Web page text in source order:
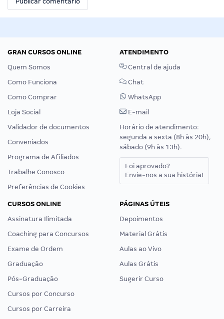
GRAN CURSOS ONLINE
Quem Somos
Como Funciona
Como Comprar
Loja Social
Validador de documentos
Conveniados
Programa de Afiliados
Trabalhe Conosco
Preferências de Cookies
ATENDIMENTO
Central de ajuda
Chat
WhatsApp
E-mail
Horário de atendimento:
segunda a sexta (8h às 20h),
sábado (9h às 13h).
Foi aprovado?
Envie-nos a sua história!
CURSOS ONLINE
Assinatura Ilimitada
Coaching para Concursos
Exame de Ordem
Graduação
Pós-Graduação
Cursos por Concurso
Cursos por Carreira
PÁGINAS ÚTEIS
Depoimentos
Material Grátis
Aulas ao Vivo
Aulas Grátis
Sugerir Curso